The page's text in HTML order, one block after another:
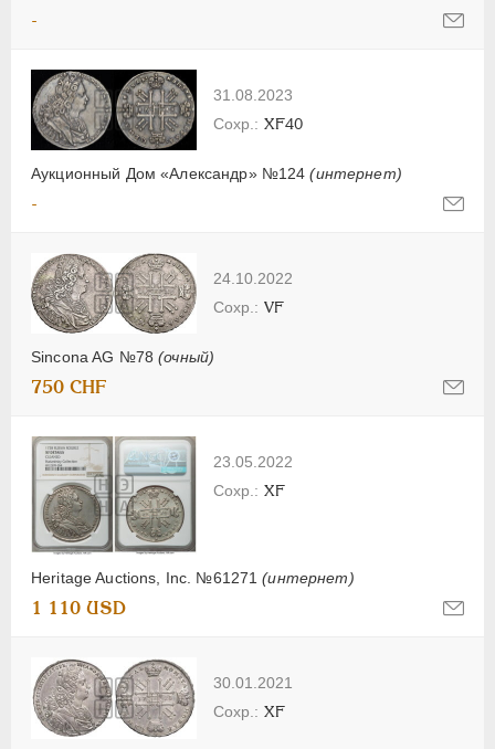
-
31.08.2023
Аукционный Дом «Александр» №124(интернет)
XF40
-
24.10.2022
Sincona AG №78(очный)
VF
750 CHF
23.05.2022
Heritage Auctions, Inc. №61271(интернет)
XF
1 110 USD
30.01.2021
XF